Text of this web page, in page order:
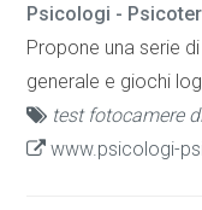
Psicologi -
Propone una serie
generale e giochi
test fotocamere
www.psicologi-